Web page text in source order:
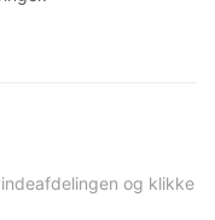
og klikke